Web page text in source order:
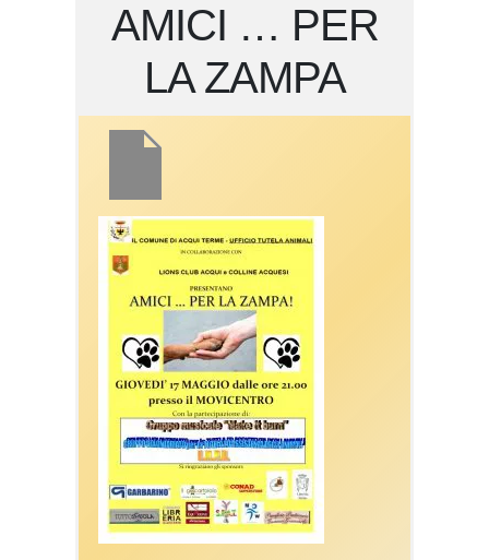
AMICI … PER
LA ZAMPA